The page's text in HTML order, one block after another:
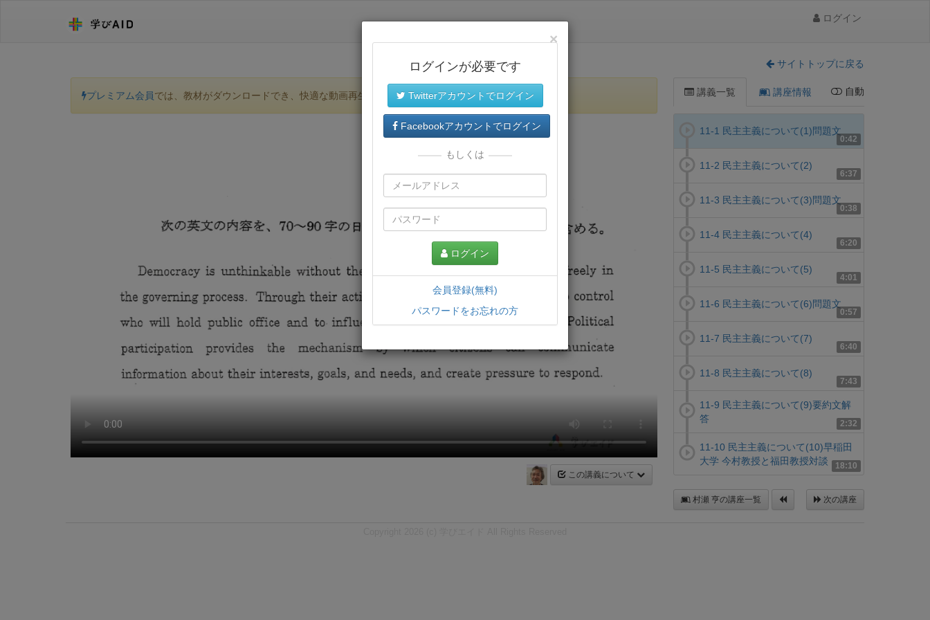
ログイン
サイトトップに戻る
プレミアム会員では、教材がダウンロードでき、快適な動画再生環境が提供されます。
この講義について
講義一覧 講座情報 自動
0:42
11-1 民主主義について(1)問題文
6:37
11-2 民主主義について(2)
0:38
11-3 民主主義について(3)問題文
6:20
11-4 民主主義について(4)
4:01
11-5 民主主義について(5)
0:57
11-6 民主主義について(6)問題文
6:40
11-7 民主主義について(7)
7:43
11-8 民主主義について(8)
2:32
11-9 民主主義について(9)要約文解
答
18:10
11-10 民主主義について(10)早稲田
大学 今村教授と福田教授対談
村瀬 亨の講座一覧 次の講座
×
ログインが必要です
Twitterアカウントでログイン
Facebookアカウントでログイン
もしくは
ログイン
会員登録(無料)
パスワードをお忘れの方